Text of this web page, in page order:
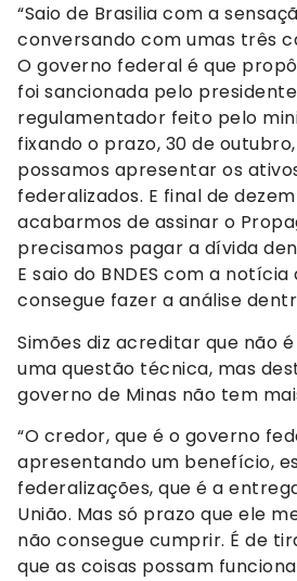
“Saio de Brasilia com a
conversando com umas três
O governo federal é que
foi sancionada pelo
regulamentador feito pelo
fixando o prazo, 30 de
possamos apresentar os
federalizados. E final de
acabarmos de assinar o
precisamos pagar a dívida
E saio do BNDES com a
consegue fazer a análise
Simões diz acreditar que não
uma questão técnica, mas
governo de Minas não tem
“O credor, que é o governo
apresentando um benefício,
federalizações, que é a
União. Mas só prazo que ele
não consegue cumprir. É de
que as coisas possam